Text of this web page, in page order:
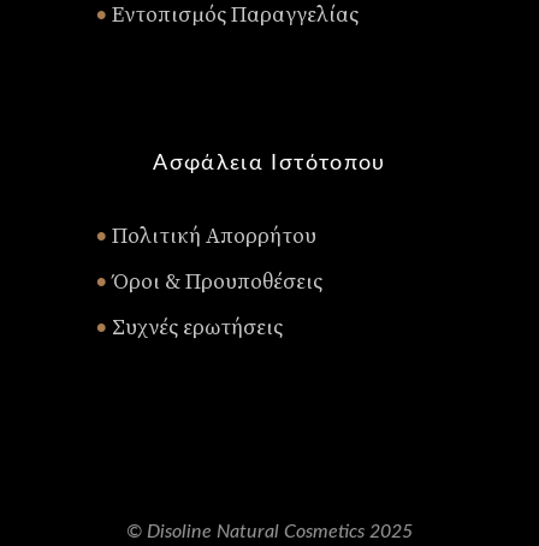
• Εντοπισμός Παραγγελίας
Ασφάλεια Ιστότοπου
• Πολιτική Απορρήτου
• Όροι & Προυποθέσεις
• Συχνές ερωτήσεις
© Disoline Natural Cosmetics 2025